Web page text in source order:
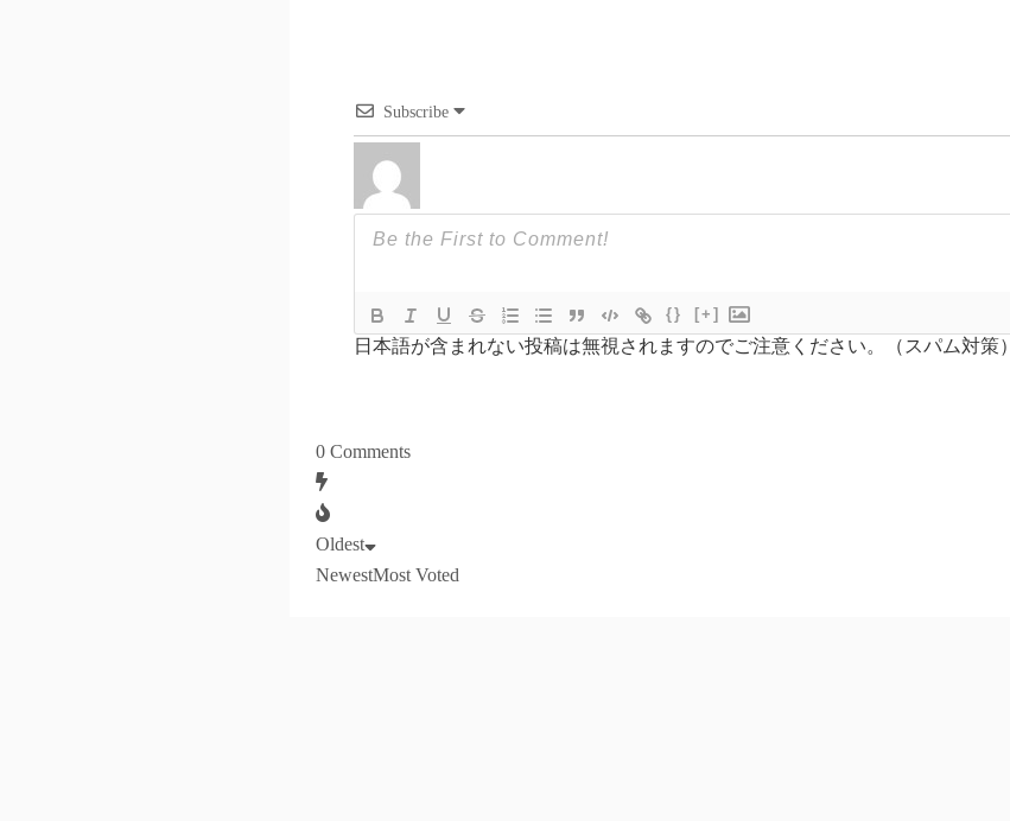
Subscribe
{} [+]
日本語が含まれない投稿は無視されますのでご注意ください。（スパム対策）
0 Comments
Oldest
NewestMost Voted